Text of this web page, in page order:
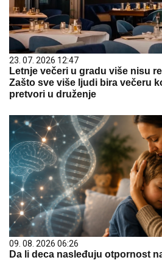
23. 07. 2026 12:47
Letnje večeri u gradu više nisu
Zašto sve više ljudi bira večeru
pretvori u druženje
09. 08. 2026 06:26
Da li deca nasleđuju otpornost